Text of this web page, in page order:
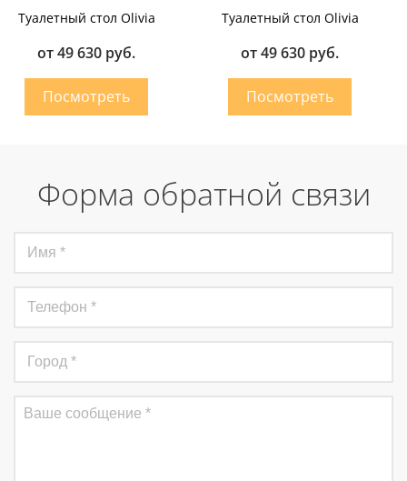
Туалетный стол Olivia
от 49 630 руб.
Туалетный стол Olivia
от 49 630 руб.
Форма обратной связи